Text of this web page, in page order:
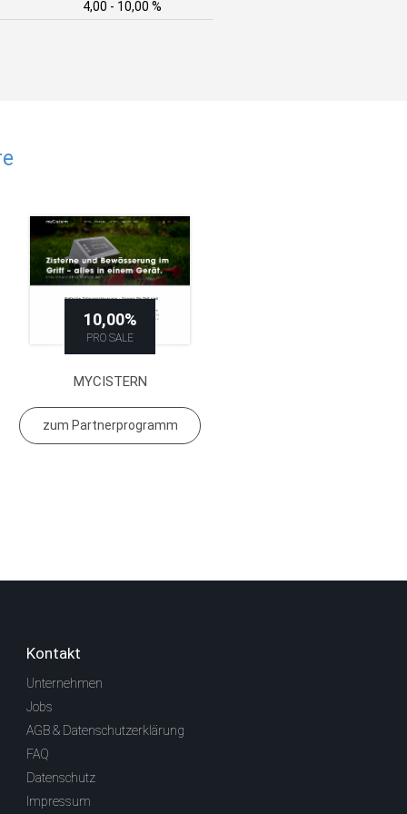
4,00 - 10,00 %
10,00%
PRO SALE
MYCISTERN
zum Partnerprogramm
Kontakt
Unternehmen
Jobs
AGB & Datenschutzerklärung
FAQ
Datenschutz
Impressum